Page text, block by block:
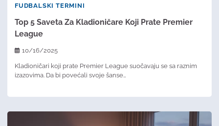
FUDBALSKI TERMINI
Top 5 Saveta Za Kladioničare Koji Prate Premier
League
10/16/2025
Kladioničari koji prate Premier League suočavaju se sa raznim
izazovima. Da bi povećali svoje šanse…